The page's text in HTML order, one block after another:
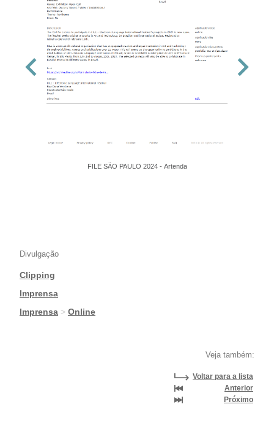
FILE SÃO PAULO 2024 - Artenda
Divulgação
Clipping
|Imprensa
|Imprensa > Online
Veja também:
Voltar para a lista
Anterior
Próximo